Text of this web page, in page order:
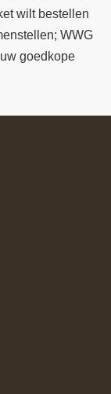
wilt bestellen
WWG
goedkope